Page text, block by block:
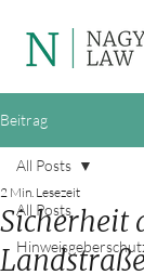
Beitrag
All Posts
All Posts
Sicherheit
2 Min. Lesezeit